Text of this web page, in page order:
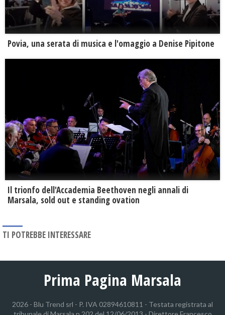
Povia, una serata di musica e l'omaggio a Denise Pipitone
Il trionfo dell'Accademia Beethoven negli annali di
Marsala, sold out e standing ovation
TI POTREBBE INTERESSARE
Prima Pagina Marsala
2026 - Blu Trend srl - P. IVA 02894610811 - Testata registrata al